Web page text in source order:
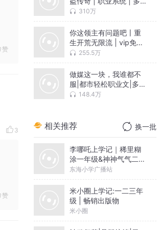
赞
3
赞
人有声剧
310万
你这领主有问题吧丨重
生开荒无限流 | vip免费
开荒|多人有声剧
255.5万
做媒这一块，我谁都不
服|都市轻松职业文|多人
有声剧148.4万
相关推荐 换一批
李哪吒上学记｜稀里糊
涂一年级&神神气气二年
级
东海小学广播站
米小圈上学记:一二三年
级 | 畅销出版物
米小圈